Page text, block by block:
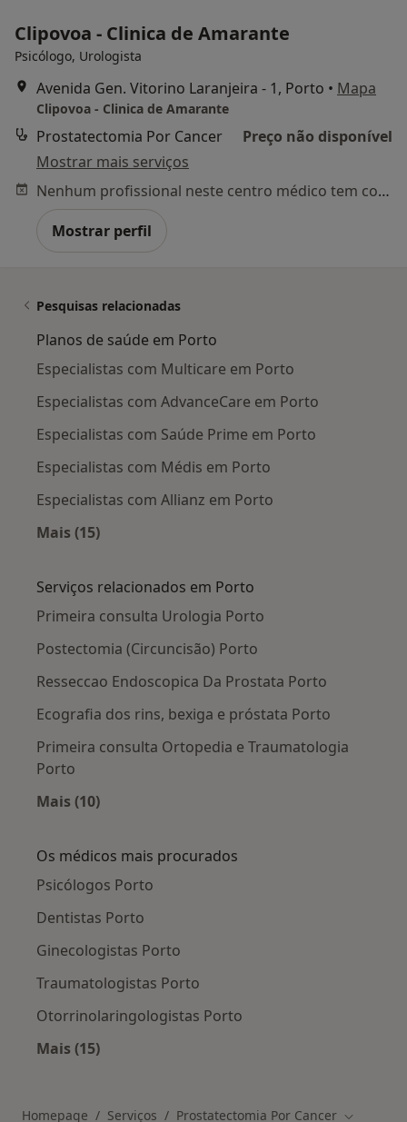
Clipovoa - Clinica de Amarante
Psicólogo, Urologista
Avenida Gen. Vitorino Laranjeira - 1, Porto • Mapa
Clipovoa - Clinica de Amarante
Prostatectomia Por Cancer
Preço não disponível
Mostrar mais serviços
Nenhum profissional neste centro médico tem consultas disponíveis
Mostrar perfil
Pesquisas relacionadas
Planos de saúde em Porto
Especialistas com Multicare em Porto
Especialistas com AdvanceCare em Porto
Especialistas com Saúde Prime em Porto
Especialistas com Médis em Porto
Especialistas com Allianz em Porto
Mais (15)
Serviços relacionados em Porto
Primeira consulta Urologia Porto
Postectomia (Circuncisão) Porto
Resseccao Endoscopica Da Prostata Porto
Ecografia dos rins, bexiga e próstata Porto
Primeira consulta Ortopedia e Traumatologia
Porto
Mais (10)
Os médicos mais procurados
Psicólogos Porto
Dentistas Porto
Ginecologistas Porto
Traumatologistas Porto
Otorrinolaringologistas Porto
Mais (15)
Homepage Serviços Prostatectomia Por Cancer Mudar de